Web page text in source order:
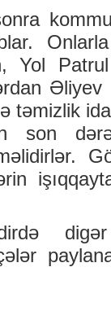
Yol
Əliyev
təmizlik
son